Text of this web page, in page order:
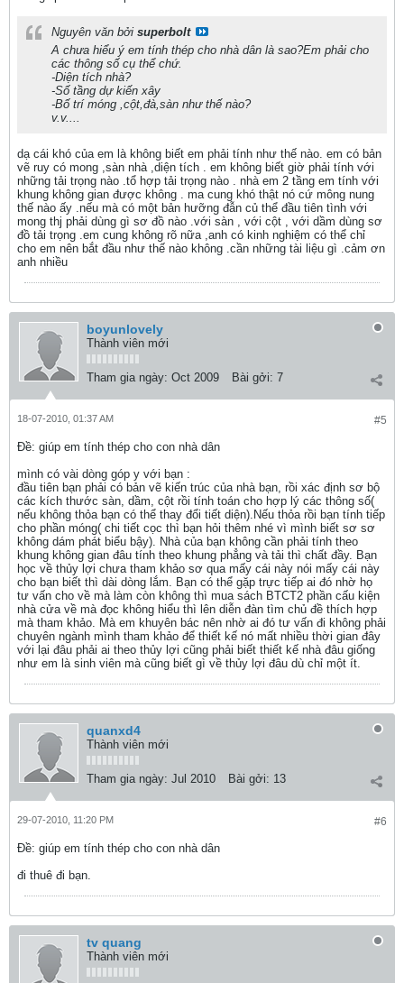
Nguyên văn bởi superbolt
A chưa hiểu ý em tính thép cho nhà dân là sao?Em phải cho
các thông số cụ thể chứ.
-Diện tích nhà?
-Số tầng dự kiến xây
-Bố trí móng ,cột,đà,sàn như thế nào?
v.v....
dạ cái khó của em là không biết em phải tính như thế nào. em có bản
vẽ ruy có mong ,sàn nhà ,diện tích . em không biết giờ phải tính với
những tải trọng nào .tổ hợp tải trọng nào . nhà em 2 tầng em tính với
khung không gian được không . ma cung khó thật nó cứ mông nung
thế nào ấy .nếu mà có một bản hưỡng đẫn củ thể đầu tiên tình với
mong thj phải dùng gì sơ đồ nào .với sàn , với cột , với dầm dùng sơ
đồ tải trọng .em cung không rõ nữa ,anh có kinh nghiệm có thể chỉ
cho em nên bắt đầu như thế nào không .cần những tài liệu gì .cảm ơn
anh nhiều
boyunlovely
Thành viên mới
Tham gia ngày: Oct 2009 Bài gởi: 7
#5
18-07-2010, 01:37 AM
Ðề: giúp em tính thép cho con nhà dân
mình có vài dòng góp y với bạn :
đầu tiên bạn phải có bản vẽ kiến trúc của nhà bạn, rồi xác định sơ bộ
các kích thước sàn, dầm, cột rồi tính toán cho hợp lý các thông số(
nếu không thỏa bạn có thể thay đổi tiết diện).Nếu thỏa rồi bạn tính tiếp
cho phần móng( chi tiết cọc thì bạn hỏi thêm nhé vì mình biết sơ sơ
không dám phát biểu bậy). Nhà của bạn không cần phải tính theo
khung không gian đâu tính theo khung phẳng và tải thì chất đầy. Bạn
học về thủy lợi chưa tham khảo sơ qua mấy cái này nói mấy cái này
cho bạn biết thì dài dòng lắm. Bạn có thể gặp trực tiếp ai đó nhờ họ
tư vấn cho về mà làm còn không thì mua sách BTCT2 phần cấu kiện
nhà cửa về mà đọc không hiểu thì lên diễn đàn tìm chủ đề thích hợp
mà tham khảo. Mà em khuyên bác nên nhờ ai đó tư vấn đi không phải
chuyên ngành mình tham khảo để thiết kế nó mất nhiều thời gian đây
với lại đâu phải ai theo thủy lợi cũng phải biết thiết kế nhà đâu giống
như em là sinh viên mà cũng biết gì về thủy lợi đâu dù chỉ một ít.
quanxd4
Thành viên mới
Tham gia ngày: Jul 2010 Bài gởi: 13
#6
29-07-2010, 11:20 PM
Ðề: giúp em tính thép cho con nhà dân
đi thuê đi bạn.
tv quang
Thành viên mới